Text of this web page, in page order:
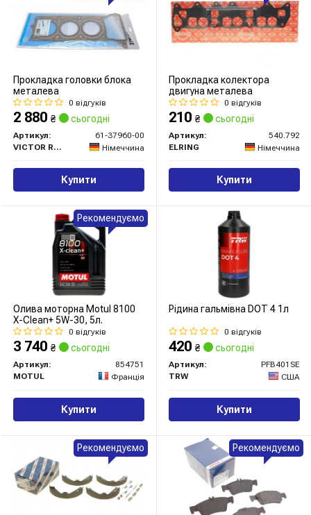
Прокладка головки блока
металева
0 відгуків
2 880 ₴ сьогодні
Артикул:
61-37960-00
VICTOR REINZ
Німеччина
Купити
Прокладка колектора
двигуна металева
0 відгуків
210 ₴ сьогодні
Артикул:
540.792
ELRING
Німеччина
Купити
Олива моторна Motul 8100
X-Clean+ 5W-30, 5л.
0 відгуків
3 740 ₴ сьогодні
Артикул:
854751
MOTUL
Франція
Купити
Рекомендуємо
Рідина гальмівна DOT 4 1л
0 відгуків
420 ₴ сьогодні
Артикул:
PFB401SE
TRW
США
Купити
Рекомендуємо Рекомендуємо